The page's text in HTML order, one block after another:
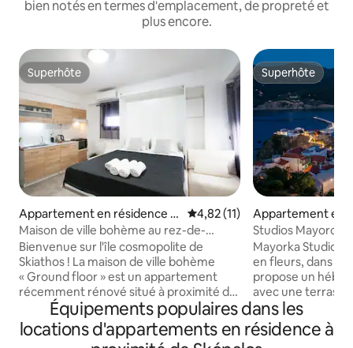
bien notés en termes d'emplacement, de propreté et
plus encore.
Superhôte
Superhôte
Appartement en résidence ⋅
Sporades
Évaluation moyenne sur la
4,82 (11)
Maison de ville bohème au rez-de-
chaussée
Bienvenue sur l'île cosmopolite de
Skiathos ! La maison de ville bohème
« Ground floor » est un appartement
récemment rénové situé à proximité de
l'église centrale, en face d'une taverne
traditionnelle avec de la musique live. Il
se trouve à seulement 4 minutes à pied
Superhôte
Superhôte
Appartement en
Sporades
Studios Mayorca 1
Mayorka Studios
en fleurs, dans la
propose un
avec une
la mer Égée.
studios
la climatisation.
Équipements populaires dans les
locations d'appartements en résidence à